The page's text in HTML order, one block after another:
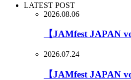
LATEST POST
2026.08.06
【JAMfest JAPAN
2026.07.24
【JAMfest JAPAN